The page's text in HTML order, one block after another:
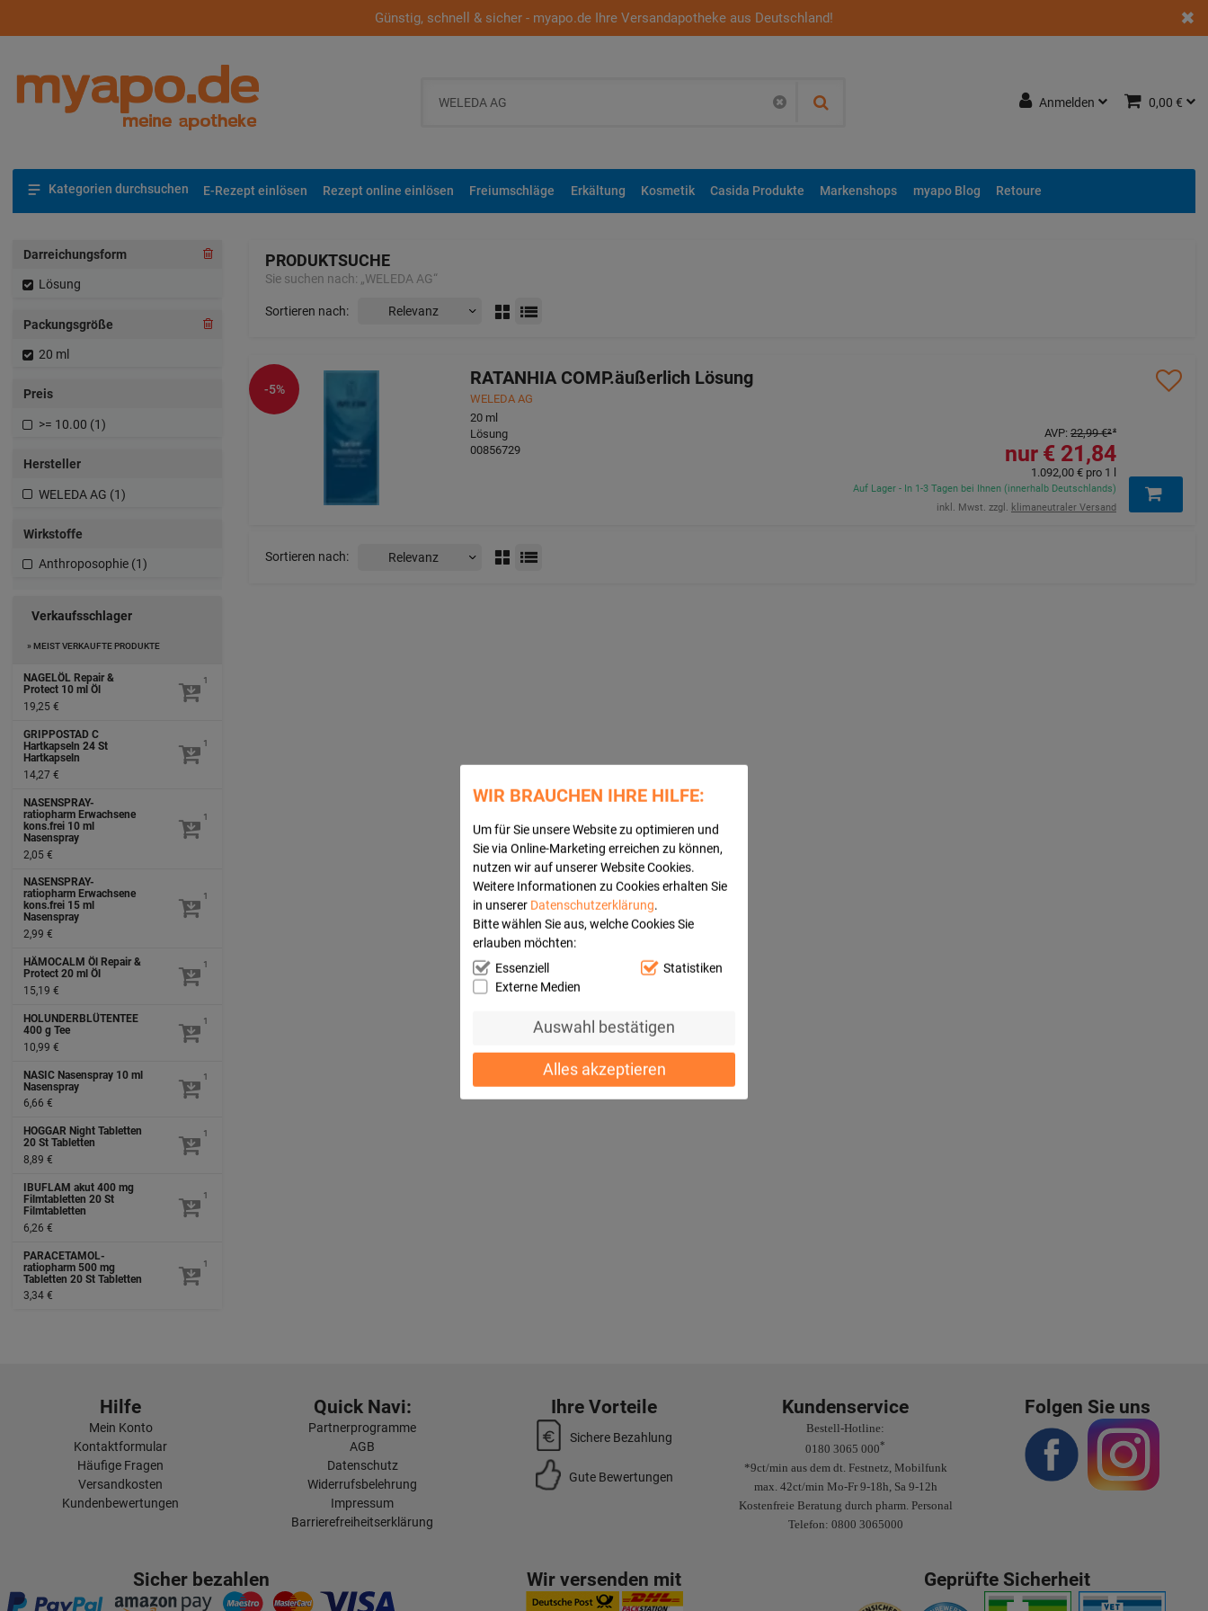
Günstig, schnell & sicher - myapo.de Ihre Versandapotheke aus Deutschland!
WIR BRAUCHEN IHRE HILFE:
Um für Sie unsere Website zu optimieren und
Sie via Online-Marketing erreichen zu können,
nutzen wir auf unserer Website Cookies.
Weitere Informationen zu Cookies erhalten Sie
in unserer Datenschutzerklärung.
Bitte wählen Sie aus, welche Cookies Sie
erlauben möchten:
Essenziell
Statistiken
Externe Medien
Auswahl bestätigen
Alles akzeptieren
Anmelden 0,00 €
Kategorien durchsuchen E-Rezept einlösen Rezept online einlösen Freiumschläge Erkältung Kosmetik Casida Produkte Markenshops myapo Blog Retoure
PRODUKTSUCHE
Sie suchen nach: „WELEDA AG“
Sortieren nach:
RATANHIA COMP.äußerlich Lösung
WELEDA AG
20 ml
Lösung
00856729
21,84 €
AVP: 22,99 €²
Auf Lager - In 1-3 Tagen bei Ihnen (innerhalb Deutschlands)
inkl. Mwst. zzgl. klimaneutraler Versand
1.092,00 €pro 1 l
-5%
Sortieren nach:
Darreichungsform
Lösung
Packungsgröße
20 ml
Preis
>= 10.00 (1)
Hersteller
WELEDA AG (1)
Wirkstoffe
Anthroposophie (1)
Verkaufsschlager
» MEIST VERKAUFTE PRODUKTE
NAGELÖL Repair &
Protect 10 ml Öl
19,25 €
1
GRIPPOSTAD C
Hartkapseln 24 St
Hartkapseln
14,27 €
1
NASENSPRAY-
ratiopharm Erwachsene
kons.frei 10 ml
Nasenspray
2,05 €
1
NASENSPRAY-
ratiopharm Erwachsene
kons.frei 15 ml
Nasenspray
2,99 €
1
HÄMOCALM Öl Repair &
Protect 20 ml Öl
15,19 €
1
HOLUNDERBLÜTENTEE
400 g Tee
10,99 €
1
NASIC Nasenspray 10 ml
Nasenspray
6,66 €
1
HOGGAR Night Tabletten
20 St Tabletten
8,89 €
1
IBUFLAM akut 400 mg
Filmtabletten 20 St
Filmtabletten
6,26 €
1
PARACETAMOL-
ratiopharm 500 mg
Tabletten 20 St Tabletten
3,34 €
1
Hilfe
Mein Konto
Kontaktformular
Häufige Fragen
Versandkosten
Kundenbewertungen
Quick Navi:
Partnerprogramme
AGB
Datenschutz
Widerrufsbelehrung
Impressum
Barrierefreiheitserklärung
Ihre Vorteile
Sichere Bezahlung
Gute Bewertungen
Kundenservice
Bestell-Hotline:
0180 3065 000*
*9ct/min aus dem dt. Festnetz, Mobilfunk
max. 42ct/min Mo-Fr 9-18h, Sa 9-12h
Kostenfreie Beratung durch pharm. Personal
Telefon: 0800 3065000
Folgen Sie uns
Sicher bezahlen Wir versenden mit Geprüfte Sicherheit